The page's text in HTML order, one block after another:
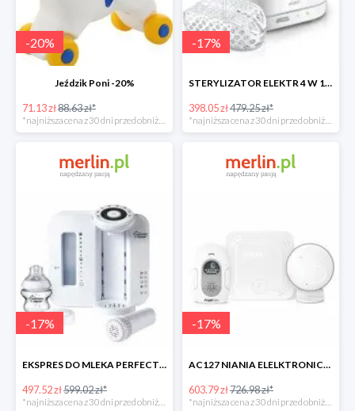
-20%
Jeździk Poni -20%
71.13 zł88.63 zł*
*najniższa cena z 30 dni przed obniżką
-17%
STERYLIZATOR ELEKTR 4 W 1 -17%
398.05 zł479.25 zł*
*najniższa cena z 30 dni przed obniżką
-17%
EKSPRES DO MLEKA PERFECT PREP Tommee Tippee -17%
497.52 zł599.02 zł*
-17%
AC127 NIANIA ELELKTRONICZNA Z CZUJNIKIEM RUCHU -17%
603.79 zł726.98 zł*